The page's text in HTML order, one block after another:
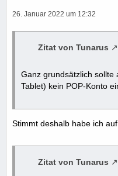
26. Januar 2022 um 12:32
Zitat von Tunarus
Ganz grundsätzlich sollte
Tablet) kein POP-Konto
Stimmt deshalb habe ich
Zitat von Tunarus